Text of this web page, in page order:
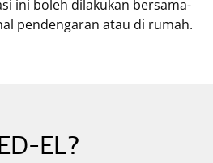
ini boleh dilakukan bersama-
pendengaran atau di rumah.
EL?